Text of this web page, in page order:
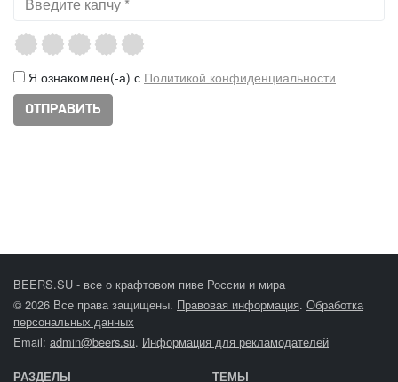
Я ознакомлен(-а) с Политикой конфиденциальности
BEERS.SU - все о крафтовом пиве России и мира
© 2026 Все права защищены. Правовая информация. Обработка
персональных данных
Email: admin@beers.su. Информация для рекламодателей
РАЗДЕЛЫ ТЕМЫ